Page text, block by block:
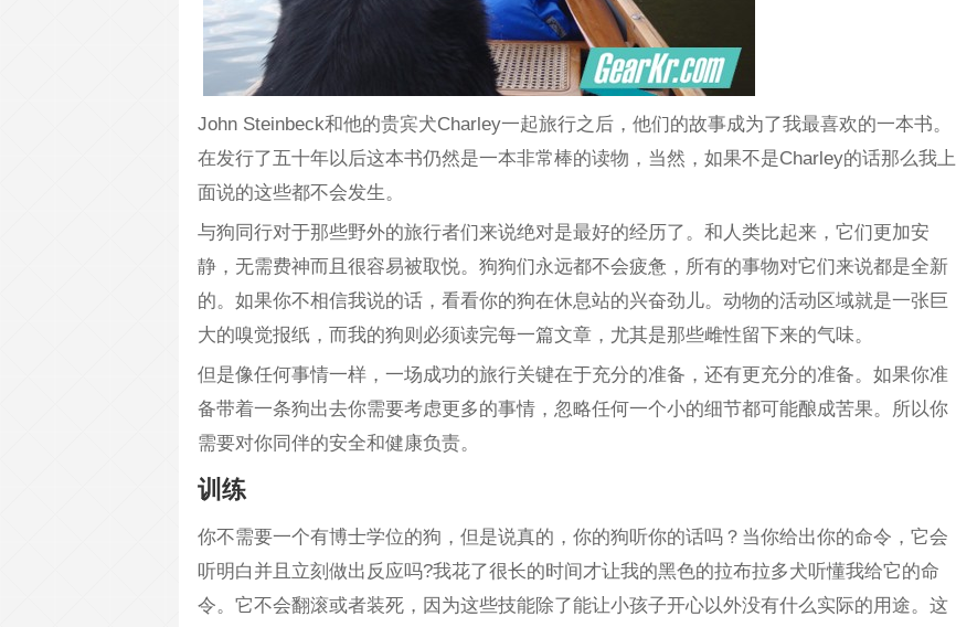
John Steinbeck和他的贵宾犬Charley一起旅行之后，他们的故事成为了我最喜欢的一本书。
在发行了五十年以后这本书仍然是一本非常棒的读物，当然，如果不是Charley的话那么我上
面说的这些都不会发生。
与狗同行对于那些野外的旅行者们来说绝对是最好的经历了。和人类比起来，它们更加安
静，无需费神而且很容易被取悦。狗狗们永远都不会疲惫，所有的事物对它们来说都是全新
的。如果你不相信我说的话，看看你的狗在休息站的兴奋劲儿。动物的活动区域就是一张巨
大的嗅觉报纸，而我的狗则必须读完每一篇文章，尤其是那些雌性留下来的气味。
但是像任何事情一样，一场成功的旅行关键在于充分的准备，还有更充分的准备。如果你准
备带着一条狗出去你需要考虑更多的事情，忽略任何一个小的细节都可能酿成苦果。所以你
需要对你同伴的安全和健康负责。
训练
你不需要一个有博士学位的狗，但是说真的，你的狗听你的话吗？当你给出你的命令，它会
听明白并且立刻做出反应吗?我花了很长的时间才让我的黑色的拉布拉多犬听懂我给它的命
令。它不会翻滚或者装死，因为这些技能除了能让小孩子开心以外没有什么实际的用途。这